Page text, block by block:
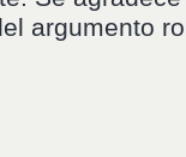
argumento